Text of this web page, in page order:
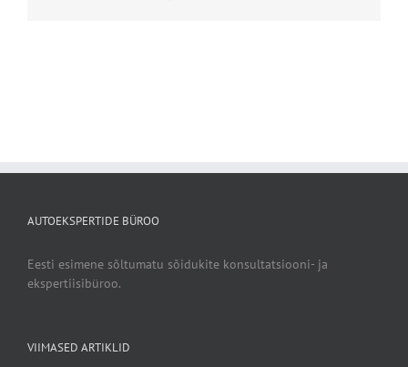
AUTOEKSPERTIDE BÜROO
Eesti esimene sõltumatu sõidukite konsultatsiooni- ja
ekspertiisibüroo.
VIIMASED ARTIKLID